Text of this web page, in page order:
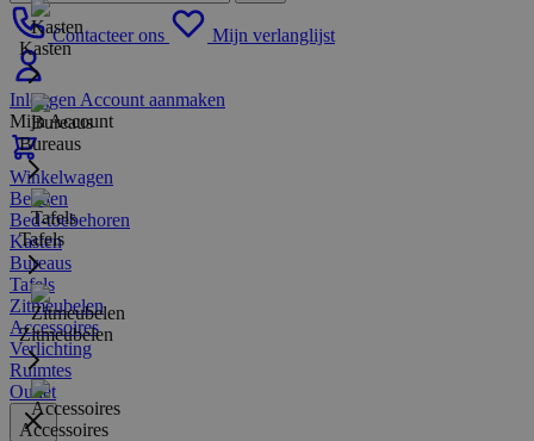
Contacteer ons Mijn verlanglijst
Inloggen Account aanmaken
Mijn Account
Winkelwagen
Kasten
Bureaus
Tafels
Zitmeubelen
Accessoires
Bedden
Bed-toebehoren
Kasten
Bureaus
Tafels
Zitmeubelen
Accessoires
Verlichting
Ruimtes
Outlet